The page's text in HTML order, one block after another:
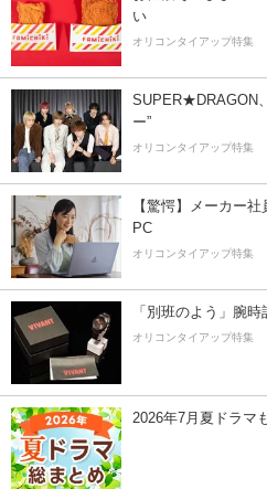
い
オリコンタイアップ特集
SUPER★DRAGON
ー”
オリコンタイアップ特集
【驚愕】メーカー
PC
オリコンタイアップ特集
「別班のよう」腕
オリコンタイアップ特集
2026年7月夏ドラマ